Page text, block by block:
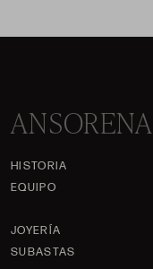
ANSORENA
HISTORIA
EQUIPO
JOYERÍA
SUBASTAS